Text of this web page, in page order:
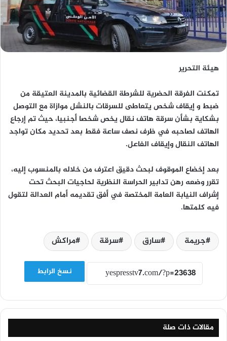
هيئة التحرير
تمكنت الفرقة الحضرية للشرطة القضائية بالمدينة العتيقة من
ضبط و إيقاف شخص يتعاطى للسرقات بالنشل موازاة مع التوصل
بشكاية بشأن سرقة هاتف نقال يخص شخصا أجنبيا، حيث تم إرجاع
الهاتف لصاحبه في ظرف نصف ساعة فقط بعد تحديد مكان تواجد
الهاتف النقال وإيقاف الفاعل.
بعد إخضاع الموقوف لبحث دقيق اعترف من خلاله بالمنسوب إليه،
تقرر وضعه رهن تدابير الحراسة النظرية لحاجيات البحث تحت
إشراف النيابة العامة المختصة في أفق تقديمه أمام العدالة لتقول
فيه كلمتها.
جريمة سارق سرقة مراكش
نسخ الرابط
مقالات ذات صلة